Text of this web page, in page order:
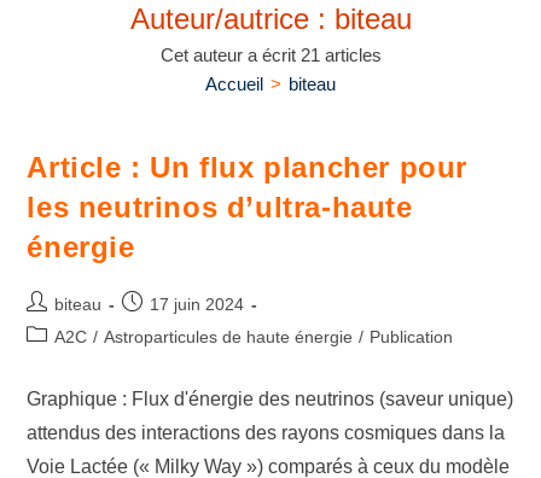
Auteur/autrice : biteau
Cet auteur a écrit 21 articles
Accueil > biteau
Article : Un flux plancher pour
les neutrinos d’ultra-haute
énergie
biteau
17 juin 2024
A2C / Astroparticules de haute énergie / Publication
Graphique : Flux d'énergie des neutrinos (saveur unique)
attendus des interactions des rayons cosmiques dans la
Voie Lactée (« Milky Way ») comparés à ceux du modèle